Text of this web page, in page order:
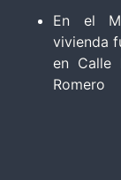
En el
vivienda
en Calle
Romero